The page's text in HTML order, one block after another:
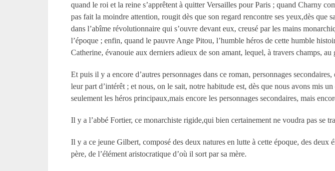
quand le roi et la reine s’apprêtent à quitter Versailles pour Paris ; quand Charny
pas fait la moindre attention, rougit dès que son regard rencontre ses yeux,dès
dans l’abîme révolutionnaire qui s’ouvre devant eux, creusé par les mains
l’époque ; enfin, quand le pauvre Ange Pitou, l’humble héros de cette humble
Catherine, évanouie aux derniers adieux de son amant, lequel, à travers champs,
Et puis il y a encore d’autres personnages dans ce roman, personnages
leur part d’intérêt ; et nous, on le sait, notre habitude est, dès que nous avons mis
seulement les héros principaux,mais encore les personnages secondaires, mais
Il y a l’abbé Fortier, ce monarchiste rigide,qui bien certainement ne voudra pas se
Il y a ce jeune Gilbert, composé des deux natures en lutte à cette époque, des
père, de l’élément aristocratique d’où il sort par sa mère.